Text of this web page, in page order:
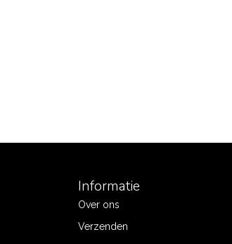
Informatie
Over ons
Verzenden